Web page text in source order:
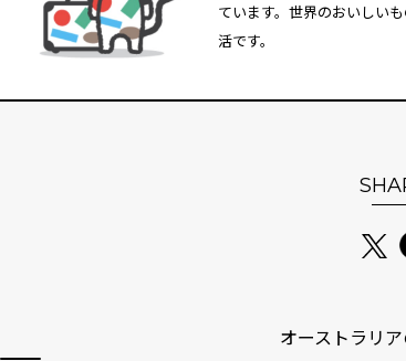
ています。世界のおいしい
活です。
オーストラリ